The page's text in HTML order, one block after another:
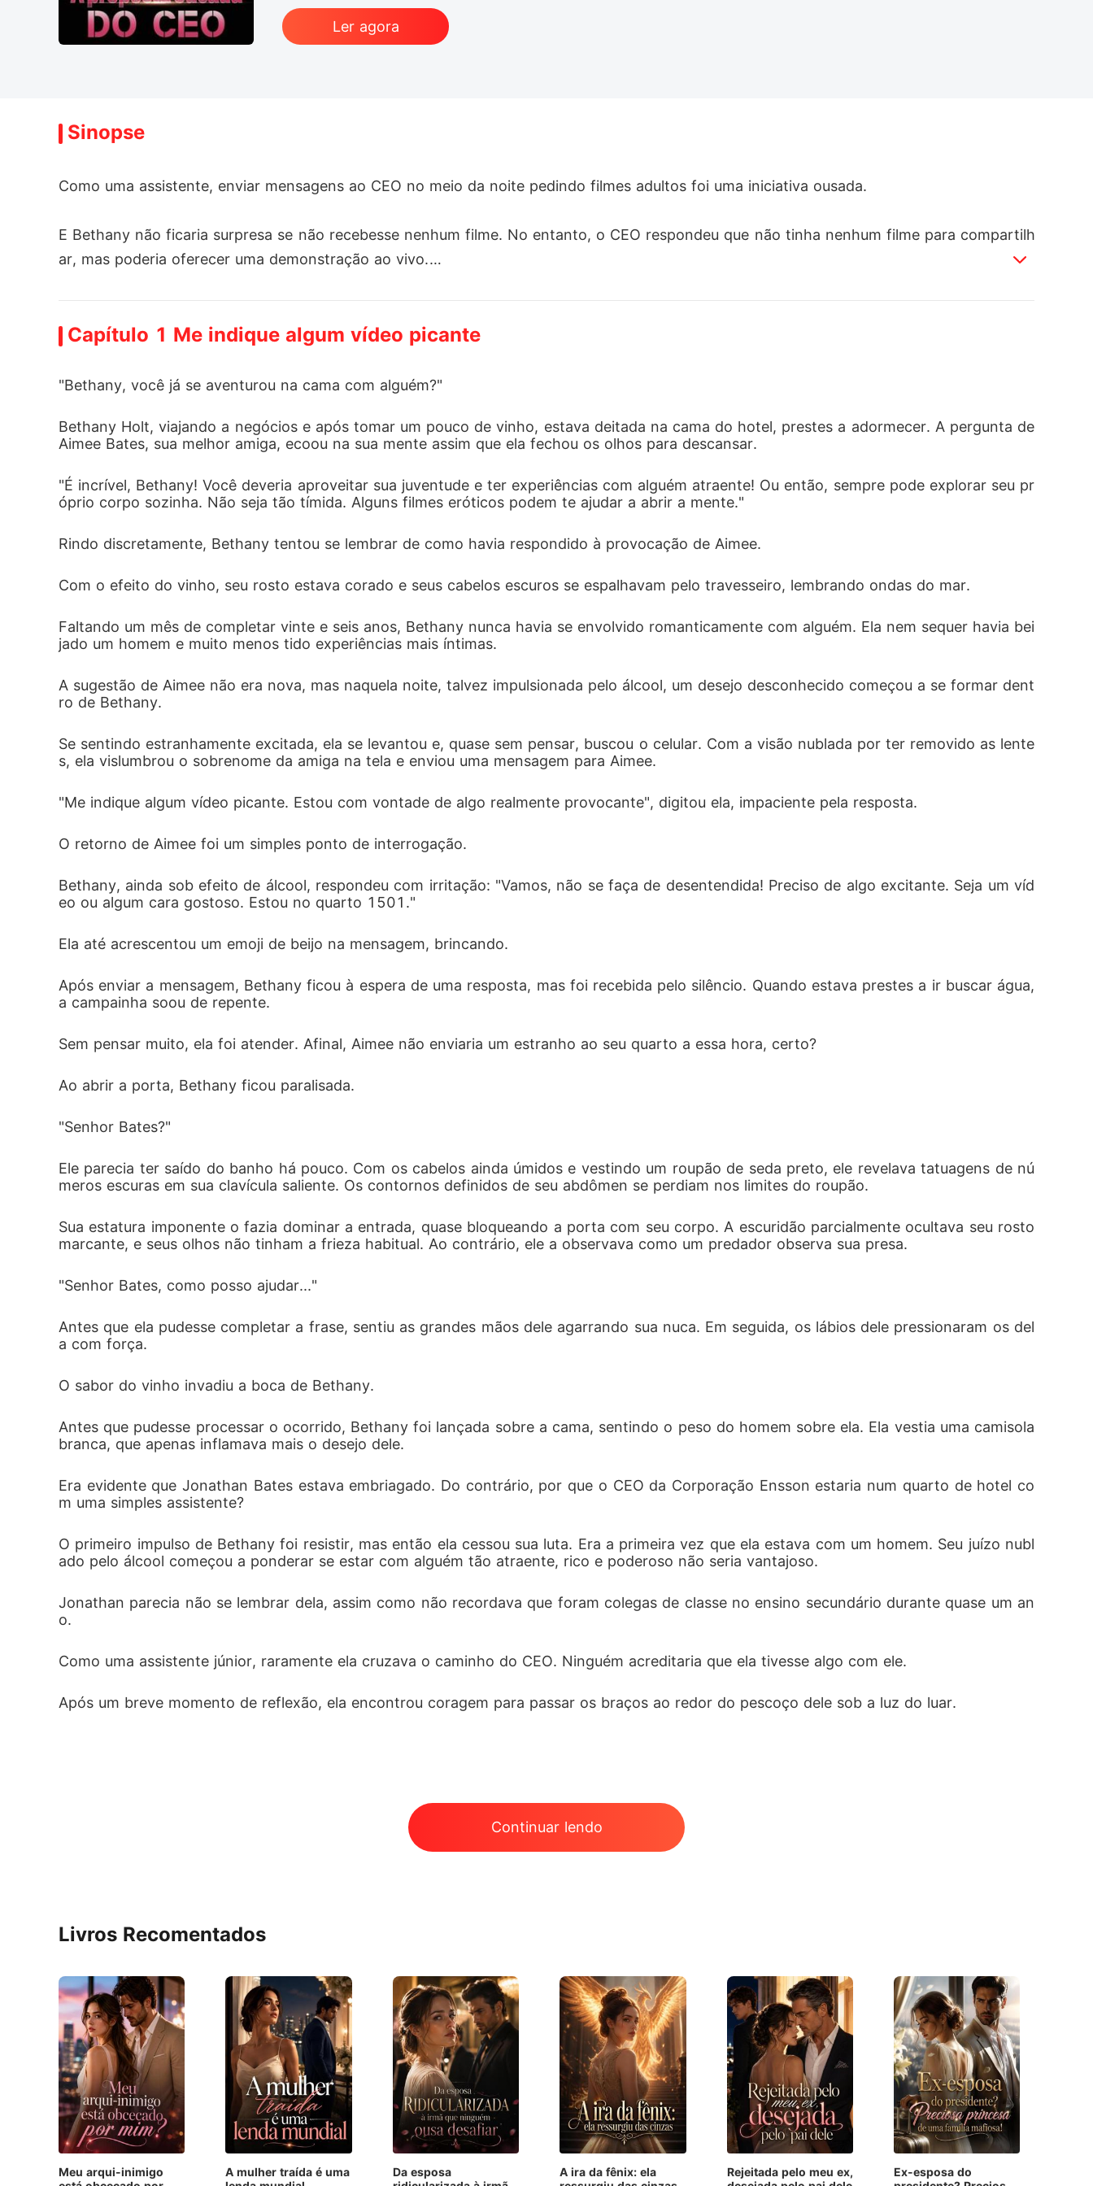
Ler agora
Sinopse
Como uma assistente, enviar mensagens ao CEO no meio da noite pedindo filmes adultos foi uma iniciativa ousada.
E Bethany não ficaria surpresa se não recebesse nenhum filme. No entanto, o CEO respondeu que não tinha nenhum filme para compartilh
ar, mas poderia oferecer uma demonstração ao vivo.
se nisso."
"Senhor Bates, você está brincando comigo, não é?"
Capítulo 1 Me indique algum vídeo picante
"Bethany, você já se aventurou na cama com alguém?"
Bethany Holt, viajando a negócios e após tomar um pouco de vinho, estava deitada na cama do hotel, prestes a adormecer. A pergunta de
Aimee Bates, sua melhor amiga, ecoou na sua mente assim que ela fechou os olhos para descansar.
"É incrível, Bethany! Você deveria aproveitar sua juventude e ter experiências com alguém atraente! Ou então, sempre pode explorar seu pr
óprio corpo sozinha. Não seja tão tímida. Alguns filmes eróticos podem te ajudar a abrir a mente."
Rindo discretamente, Bethany tentou se lembrar de como havia respondido à provocação de Aimee.
Com o efeito do vinho, seu rosto estava corado e seus cabelos escuros se espalhavam pelo travesseiro, lembrando ondas do mar.
Faltando um mês de completar vinte e seis anos, Bethany nunca havia se envolvido romanticamente com alguém. Ela nem sequer havia bei
jado um homem e muito menos tido experiências mais íntimas.
A sugestão de Aimee não era nova, mas naquela noite, talvez impulsionada pelo álcool, um desejo desconhecido começou a se formar dent
ro de Bethany.
Se sentindo estranhamente excitada, ela se levantou e, quase sem pensar, buscou o celular. Com a visão nublada por ter removido as lente
s, ela vislumbrou o sobrenome da amiga na tela e enviou uma mensagem para Aimee.
"Me indique algum vídeo picante. Estou com vontade de algo realmente provocante", digitou ela, impaciente pela resposta.
O retorno de Aimee foi um simples ponto de interrogação.
Bethany, ainda sob efeito de álcool, respondeu com irritação: "Vamos, não se faça de desentendida! Preciso de algo excitante. Seja um víd
eo ou algum cara gostoso. Estou no quarto 1501."
Ela até acrescentou um emoji de beijo na mensagem, brincando.
Após enviar a mensagem, Bethany ficou à espera de uma resposta, mas foi recebida pelo silêncio. Quando estava prestes a ir buscar água,
a campainha soou de repente.
Sem pensar muito, ela foi atender. Afinal, Aimee não enviaria um estranho ao seu quarto a essa hora, certo?
Ao abrir a porta, Bethany ficou paralisada.
"Senhor Bates?"
Ele parecia ter saído do banho há pouco. Com os cabelos ainda úmidos e vestindo um roupão de seda preto, ele revelava tatuagens de nú
meros escuras em sua clavícula saliente. Os contornos definidos de seu abdômen se perdiam nos limites do roupão.
Sua estatura imponente o fazia dominar a entrada, quase bloqueando a porta com seu corpo. A escuridão parcialmente ocultava seu rosto
marcante, e seus olhos não tinham a frieza habitual. Ao contrário, ele a observava como um predador observa sua presa.
"Senhor Bates, como posso ajudar..."
Antes que ela pudesse completar a frase, sentiu as grandes mãos dele agarrando sua nuca. Em seguida, os lábios dele pressionaram os del
a com força.
O sabor do vinho invadiu a boca de Bethany.
Antes que pudesse processar o ocorrido, Bethany foi lançada sobre a cama, sentindo o peso do homem sobre ela. Ela vestia uma camisola
branca, que apenas inflamava mais o desejo dele.
Era evidente que Jonathan Bates estava embriagado. Do contrário, por que o CEO da Corporação Ensson estaria num quarto de hotel co
m uma simples assistente?
O primeiro impulso de Bethany foi resistir, mas então ela cessou sua luta. Era a primeira vez que ela estava com um homem. Seu juízo nubl
ado pelo álcool começou a ponderar se estar com alguém tão atraente, rico e poderoso não seria vantajoso.
Jonathan parecia não se lembrar dela, assim como não recordava que foram colegas de classe no ensino secundário durante quase um an
o.
Como uma assistente júnior, raramente ela cruzava o caminho do CEO. Ninguém acreditaria que ela tivesse algo com ele.
Após um breve momento de reflexão, ela encontrou coragem para passar os braços ao redor do pescoço dele sob a luz do luar.
Continuar lendo
Livros Recomentados
Meu arqui-inimigo
A mulher traída é uma
Da esposa
A ira da fênix: ela
Rejeitada pelo meu ex,
Ex-esposa do